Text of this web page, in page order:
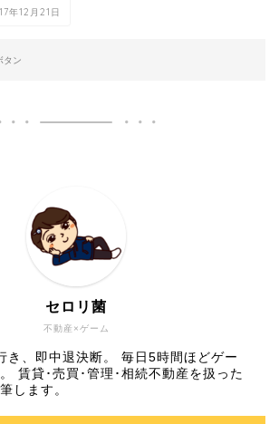
年12月21日
タン
不動産×ゲーム
セロリ菌
き、即中退決断。 毎日5時間ほどゲー
賃貸･売買･管理･相続不動産を扱った
します。